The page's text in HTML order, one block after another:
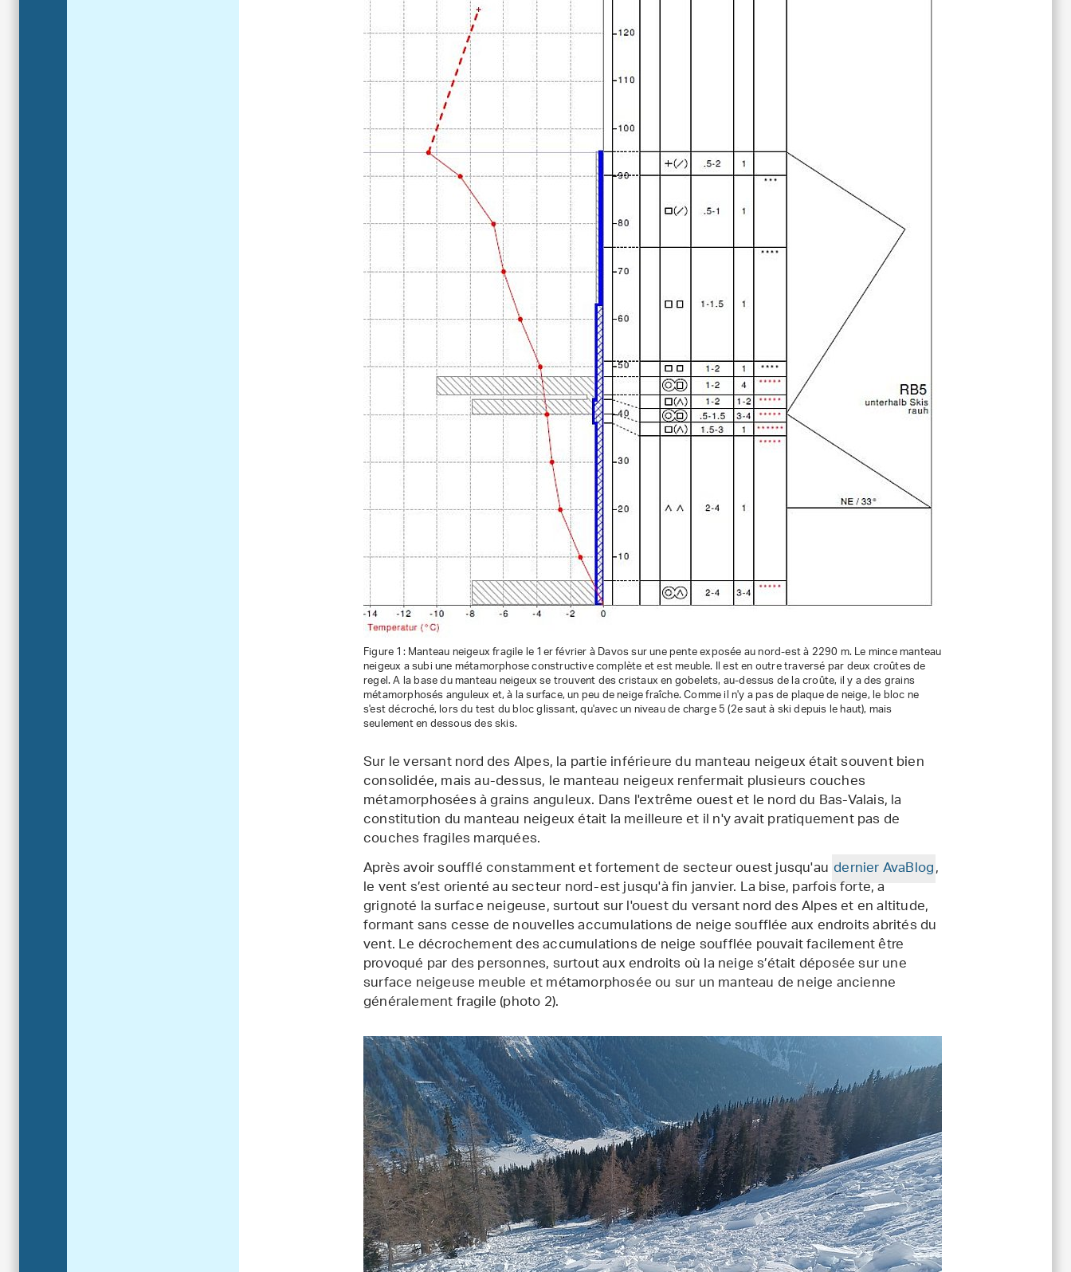
Figure 1: Manteau neigeux fragile le 1er février à Davos sur une pente exposée au nord-est à 2290 m. Le mince manteau
neigeux a subi une métamorphose constructive complète et est meuble. Il est en outre traversé par deux croûtes de
regel. A la base du manteau neigeux se trouvent des cristaux en gobelets, au-dessus de la croûte, il y a des grains
métamorphosés anguleux et, à la surface, un peu de neige fraîche. Comme il n'y a pas de plaque de neige, le bloc ne
s'est décroché, lors du test du bloc glissant, qu'avec un niveau de charge 5 (2e saut à ski depuis le haut), mais
seulement en dessous des skis.
Sur le versant nord des Alpes, la partie inférieure du manteau neigeux était souvent bien
consolidée, mais au-dessus, le manteau neigeux renfermait plusieurs couches
métamorphosées à grains anguleux. Dans l'extrême ouest et le nord du Bas-Valais, la
constitution du manteau neigeux était la meilleure et il n'y avait pratiquement pas de
couches fragiles marquées.
Après avoir soufflé constamment et fortement de secteur ouest jusqu'au dernier AvaBlog,
le vent s’est orienté au secteur nord-est jusqu'à fin janvier. La bise, parfois forte, a
grignoté la surface neigeuse, surtout sur l'ouest du versant nord des Alpes et en altitude,
formant sans cesse de nouvelles accumulations de neige soufflée aux endroits abrités du
vent. Le décrochement des accumulations de neige soufflée pouvait facilement être
provoqué par des personnes, surtout aux endroits où la neige s’était déposée sur une
surface neigeuse meuble et métamorphosée ou sur un manteau de neige ancienne
généralement fragile (photo 2).